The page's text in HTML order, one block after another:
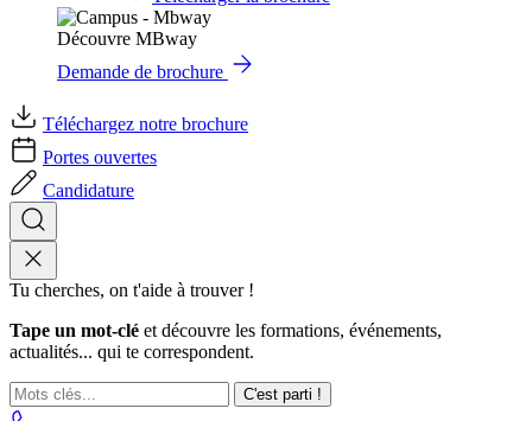
Découvre MBway
Demande de brochure
Téléchargez notre brochure
Portes ouvertes
Candidature
Tu cherches, on t'aide à trouver !
Tape un mot-clé et découvre les formations, événements,
actualités... qui te correspondent.
C'est parti !